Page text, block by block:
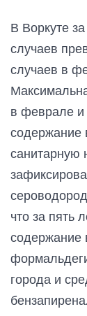
В Воркуте
случаев
случаев в
в феврале и
содержание
санитарную
что за пять
содержание
города и
бензапирена.